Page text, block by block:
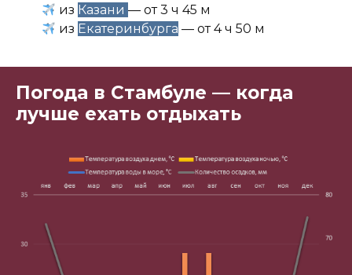
из Казани — от 3 ч 45 м
из Екатеринбурга — от 4 ч 50 м
Погода в Стамбуле — когда
лучше ехать отдыхать